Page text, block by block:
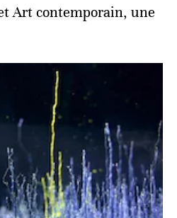
Art contemporain, une